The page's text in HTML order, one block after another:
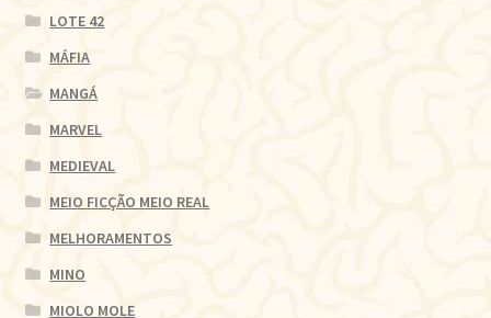
LOTE 42
MÁFIA
MANGÁ
MARVEL
MEDIEVAL
MEIO FICÇÃO MEIO REAL
MELHORAMENTOS
MINO
MIOLO MOLE